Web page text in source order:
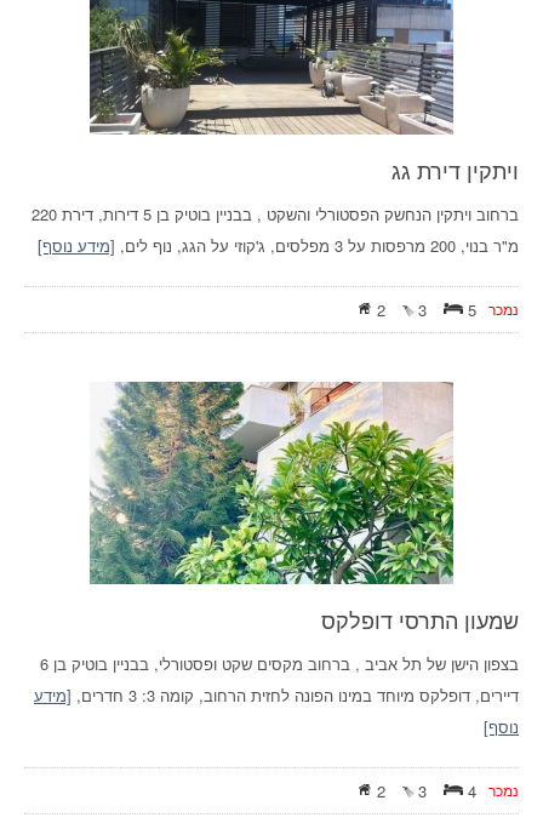
ויתקין דירת גג
ברחוב ויתקין הנחשק הפסטורלי והשקט , בבניין בוטיק בן 5 דירות, דירת 220
מ"ר בנוי, 200 מרפסות על 3 מפלסים, ג'קוזי על הגג, נוף לים,
[מידע נוסף]
5
3
2 נמכר
שמעון התרסי דופלקס
בצפון הישן של תל אביב , ברחוב מקסים שקט ופסטורלי, בבניין בוטיק בן 6
דיירים, דופלקס מיוחד במינו הפונה לחזית הרחוב, קומה 3: 3 חדרים,
[מידע
נוסף]
4
3
2 נמכר